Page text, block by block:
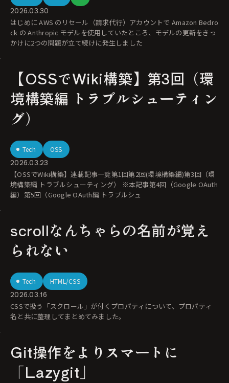
2026.03.30
はじめに AWS のリセール（請求代行）アカウントで Amazon Bedro
ck の Anthropic モデルを使用していたところ、モデルの更新をきっ
かけに2つの問題が立て続けに発生しました
【OSSでWiki構築】第3回（環
境構築編 トラブルシューティン
グ）
Tech OSS
2026.03.23
【OSSでWiki構築】連載記事一覧第1回第2回(環境構築編)第3回（環
境構築編 トラブルシューティング） ※本記事第4回（Google OAuth
編）第5回（Google OAuth編 トラブルシュ
scrollなんちゃらの名前が覚え
られない
Tech HTML/CSS
2026.03.16
CSSで扱う「スクロール」が付くプロパティについて、プロパティ
名と共に整理してまとめてみました。
Git操作をよりスマートに
「Lazygit」